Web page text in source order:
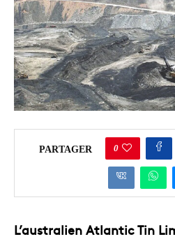
PARTAGER 0
L’australien Atlantic Tin